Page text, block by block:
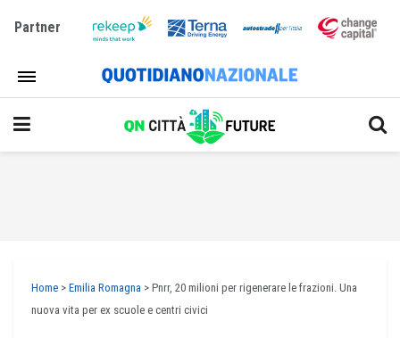
Partner
Home > Emilia Romagna > Pnrr, 20 milioni per rigenerare le frazioni. Una
nuova vita per ex scuole e centri civici